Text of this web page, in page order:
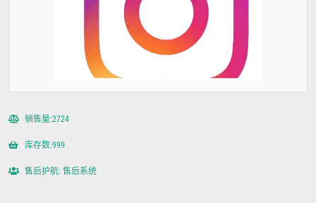
销售量:2724
库存数:999
售后护航: 售后系统